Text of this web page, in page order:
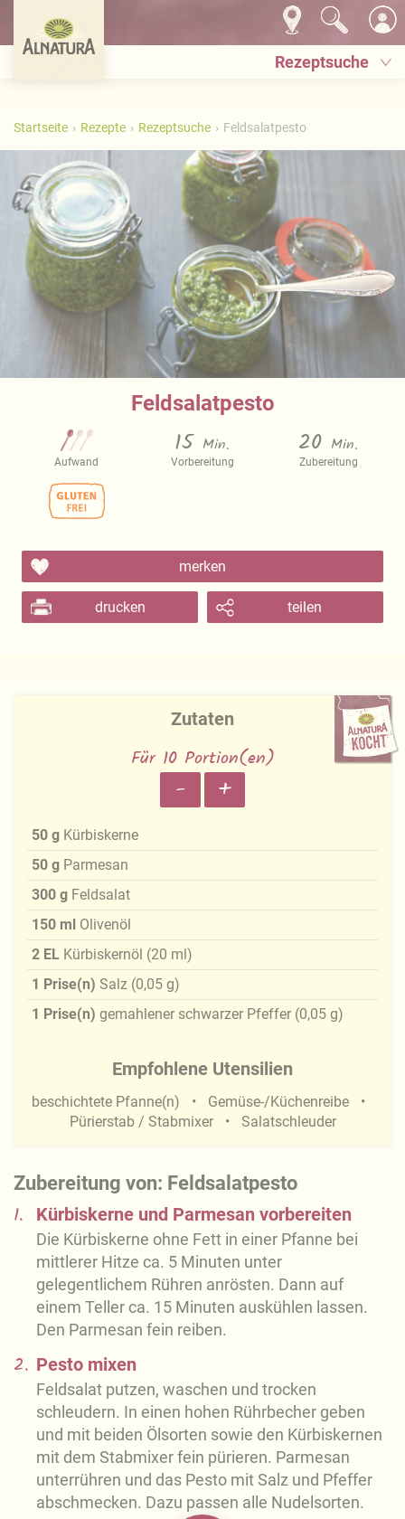
Rezeptsuche
Startseite Rezepte Rezeptsuche Feldsalatpesto
Feldsalatpesto
Aufwand
15 Min.
Vorbereitung
20 Min.
Zubereitung
merken
drucken teilen
Zubereitung von: Feldsalatpesto
1. Kürbiskerne und Parmesan vorbereiten
Die Kürbiskerne ohne Fett in einer Pfanne bei
mittlerer Hitze ca. 5 Minuten unter
gelegentlichem Rühren anrösten. Dann auf
einem Teller ca. 15 Minuten auskühlen lassen.
Den Parmesan fein reiben.
2. Pesto mixen
Feldsalat putzen, waschen und trocken
schleudern. In einen hohen Rührbecher geben
und mit beiden Ölsorten sowie den Kürbiskernen
mit dem Stabmixer fein pürieren. Parmesan
unterrühren und das Pesto mit Salz und Pfeffer
abschmecken. Dazu passen alle Nudelsorten.
Zutaten
Für 10 Portion(en)
- +
50 g Kürbiskerne
50 g Parmesan
300 g Feldsalat
150 ml Olivenöl
2 EL Kürbiskernöl (20 ml)
1 Prise(n) Salz (0,05 g)
1 Prise(n) gemahlener schwarzer Pfeffer (0,05 g)
Empfohlene Utensilien
beschichtete Pfanne(n)
Gemüse-/Küchenreibe
Pürierstab / Stabmixer
Salatschleuder